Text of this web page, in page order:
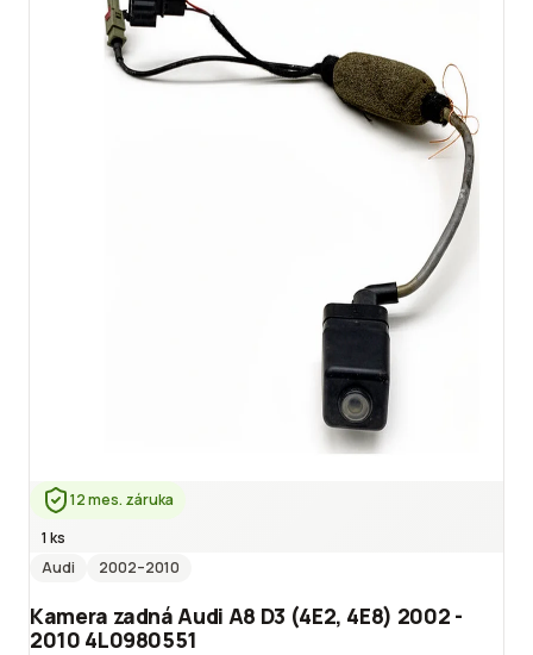
12 mes. záruka
1 ks
Audi
2002–2010
Kamera zadná Audi A8 D3 (4E2, 4E8) 2002 -
2010 4L0980551